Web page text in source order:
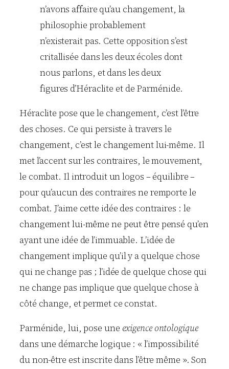
n’avons affaire qu’au changement, la
philosophie probablement
n’existerait pas. Cette opposition s’est
critallisée dans les deux écoles dont
nous parlons, et dans les deux
figures d’Héraclite et de Parménide.
Héraclite pose que le changement, c’est l’être
des choses. Ce qui persiste à travers le
changement, c’est le changement lui-même. Il
met l’accent sur les contraires, le mouvement,
le combat. Il introduit un logos – équilibre –
pour qu’aucun des contraires ne remporte le
combat. J’aime cette idée des contraires : le
changement lui-même ne peut être pensé qu’en
ayant une idée de l’immuable. L’idée de
changement implique qu’il y a quelque chose
qui ne change pas ; l’idée de quelque chose qui
ne change pas implique que quelque chose à
côté change, et permet ce constat.
Parménide, lui, pose une exigence ontologique
dans une démarche logique : « l’impossibilité
du non-être est inscrite dans l’être même ». Son